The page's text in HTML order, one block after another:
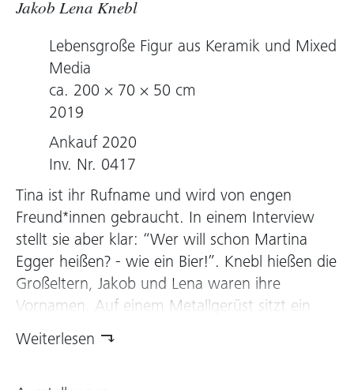
Jakob Lena Knebl
Lebensgroße Figur aus Keramik und Mixed
Media
ca. 200 × 70 × 50 cm
2019
Ankauf 2020
Inv. Nr. 0417
Tina ist ihr Rufname und wird von engen
Freund*innen gebraucht. In einem Interview
stellt sie aber klar: “Wer will schon Martina
Egger heißen? - wie ein Bier!”. Knebl hießen die
Großeltern, Jakob und Lena waren ihre
Vornamen. Auf einem Metallgerüst sitzt ein
lebensgroßer Kopf aus Keramik. Der Mund ist
Weiterlesen